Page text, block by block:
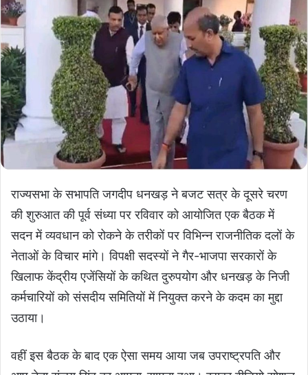
राज्यसभा के सभापति जगदीप धनखड़ ने बजट सत्र के दूसरे चरण
की शुरुआत की पूर्व संध्या पर रविवार को आयोजित एक बैठक में
सदन में व्यवधान को रोकने के तरीकों पर विभिन्न राजनीतिक दलों के
नेताओं के विचार मांगे। विपक्षी सदस्यों ने गैर-भाजपा सरकारों के
खिलाफ केंद्रीय एजेंसियों के कथित दुरुपयोग और धनखड़ के निजी
कर्मचारियों को संसदीय समितियों में नियुक्त करने के कदम का मुद्दा
उठाया।
वहीं इस बैठक के बाद एक ऐसा समय आया जब उपराष्ट्रपति और